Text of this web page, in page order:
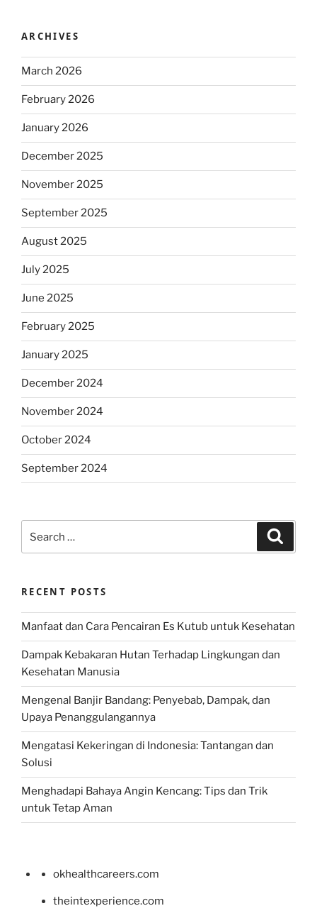
ARCHIVES
March 2026
February 2026
January 2026
December 2025
November 2025
September 2025
August 2025
July 2025
June 2025
February 2025
January 2025
December 2024
November 2024
October 2024
September 2024
for:
RECENT POSTS
Manfaat dan Cara Pencairan Es Kutub untuk Kesehatan
Dampak Kebakaran Hutan Terhadap Lingkungan dan
Kesehatan Manusia
Mengenal Banjir Bandang: Penyebab, Dampak, dan
Upaya Penanggulangannya
Mengatasi Kekeringan di Indonesia: Tantangan dan
Solusi
Menghadapi Bahaya Angin Kencang: Tips dan Trik
untuk Tetap Aman
okhealthcareers.com
theintexperience.com